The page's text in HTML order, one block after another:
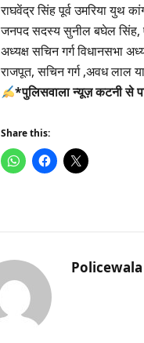
राघवेंद्र सिंह पूर्व उमरिया युथ
जनपद सदस्य सुनील बघेल सिंह,
अध्यक्ष सचिन गर्ग विधानसभा
राजपूत, सचिन गर्ग ,अवध लाल
*पुलिसवाला न्यूज़ कटनी से
Share this:
Policewala